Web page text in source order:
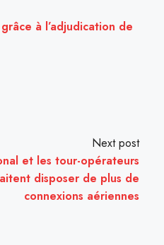
à l’adjudication de
Next post
et les tour-opérateurs
disposer de plus de
connexions aériennes